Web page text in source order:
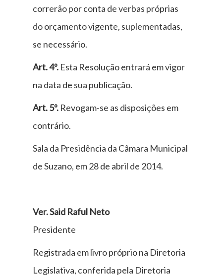
correrão por conta de verbas próprias
do orçamento vigente, suplementadas,
se necessário.
Art. 4º. Esta Resolução entrará em vigor
na data de sua publicação.
Art. 5º. Revogam-se as disposições em
contrário.
Sala da Presidência da Câmara Municipal
de Suzano, em 28 de abril de 2014.
Ver. Said Raful Neto
Presidente
Registrada em livro próprio na Diretoria
Legislativa, conferida pela Diretoria